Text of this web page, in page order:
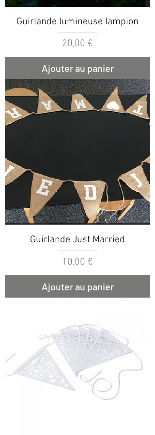
Guirlande lumineuse lampion
Prix
20,00 €
Ajouter au panier
Guirlande Just Married
Prix
10,00 €
Ajouter au panier